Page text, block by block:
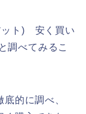
ット) 安く買い
調べてみるこ
的に調べ、